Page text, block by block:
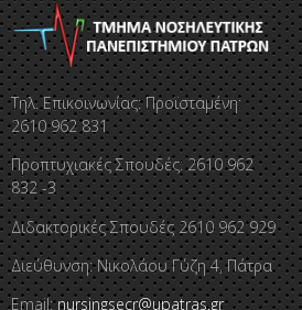
Τηλ. Επικοινωνίας: Προϊσταμένη:
2610 962 831
Προπτυχιακές Σπουδές: 2610 962
832 -3
Διδακτορικές Σπουδές 2610 962 929
Διεύθυνση: Νικολάου Γύζη 4, Πάτρα
Email:nursingsecr@upatras.gr